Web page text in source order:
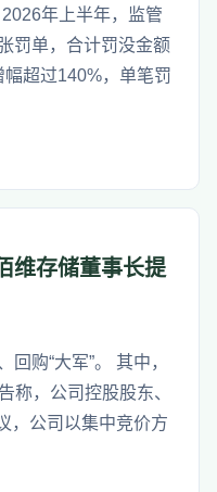
年上半年，监管
罚单，合计罚没金额
超过140%，单笔罚
维存储董事长提
购“大军”。 其中，
称，公司控股股东、
，公司以集中竞价方